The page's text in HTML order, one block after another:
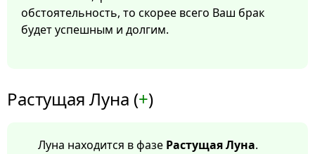
обстоятельность, то скорее всего Ваш брак
будет успешным и долгим.
Растущая Луна (+)
Луна находится в фазе Растущая Луна.